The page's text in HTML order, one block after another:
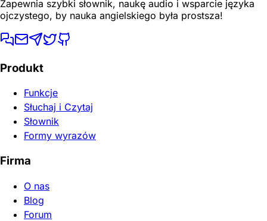
Zapewnia szybki słownik, naukę audio i wsparcie języka
ojczystego, by nauka angielskiego była prostsza!
Produkt
Funkcje
Słuchaj i Czytaj
Słownik
Formy wyrazów
Firma
O nas
Blog
Forum